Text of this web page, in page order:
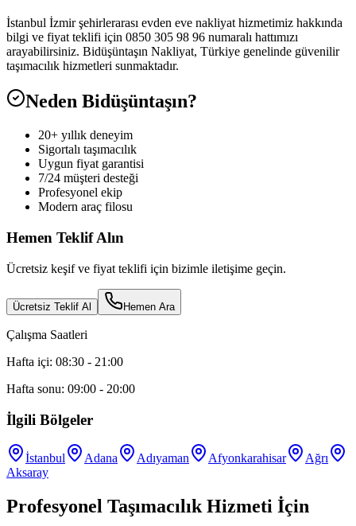
İstanbul İzmir şehirlerarası evden eve nakliyat hizmetimiz hakkında
bilgi ve fiyat teklifi için 0850 305 98 96 numaralı hattımızı
arayabilirsiniz. Bidüşüntaşın Nakliyat, Türkiye genelinde güvenilir
taşımacılık hizmetleri sunmaktadır.
Neden Bidüşüntaşın?
20+ yıllık deneyim
Sigortalı taşımacılık
Uygun fiyat garantisi
7/24 müşteri desteği
Profesyonel ekip
Modern araç filosu
Hemen Teklif Alın
Ücretsiz keşif ve fiyat teklifi için bizimle iletişime geçin.
Ücretsiz Teklif Al Hemen Ara
Çalışma Saatleri
Hafta içi: 08:30 - 21:00
Hafta sonu: 09:00 - 20:00
İlgili Bölgeler
İstanbul Adana Adıyaman Afyonkarahisar
Ağrı
Aksaray
Profesyonel Taşımacılık Hizmeti İçin